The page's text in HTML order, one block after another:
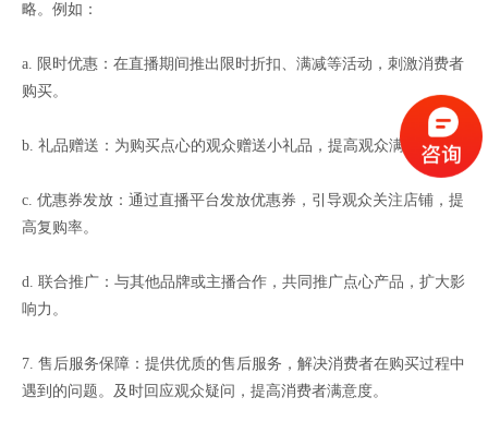
略。例如：
a. 限时优惠：在直播期间推出限时折扣、满减等活动，刺激消费者
购买。
b. 礼品赠送：为购买点心的观众赠送小礼品，提高观众满意度。
c. 优惠券发放：通过直播平台发放优惠券，引导观众关注店铺，提
高复购率。
d. 联合推广：与其他品牌或主播合作，共同推广点心产品，扩大影
响力。
7. 售后服务保障：提供优质的售后服务，解决消费者在购买过程中
遇到的问题。及时回应观众疑问，提高消费者满意度。